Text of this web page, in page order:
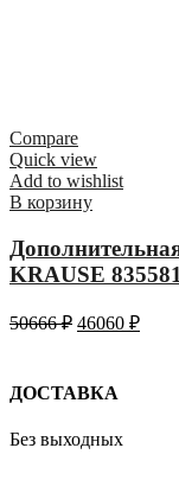
Compare
Quick view
Add to wishlist
В корзину
KRAUSE 835581
50666₽ 46060 ₽
ДОСТАВКА
Без выходных